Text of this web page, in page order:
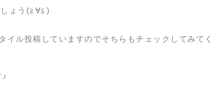
しょう(≧∀≦)
イル投稿していますのでそちらもチェックしてみてく